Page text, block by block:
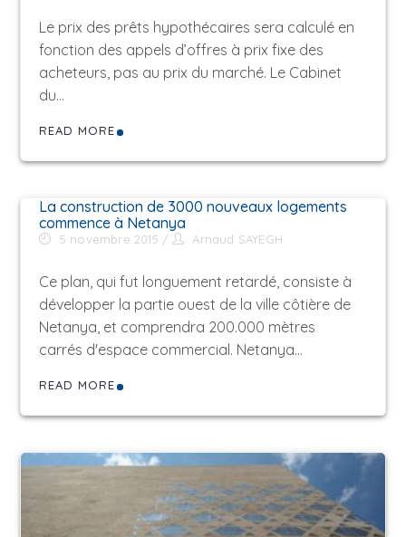
Le prix des prêts hypothécaires sera calculé en
fonction des appels d’offres à prix fixe des
acheteurs, pas au prix du marché. Le Cabinet
du…
READ MORE
La construction de 3000 nouveaux logements
commence à Netanya
5 novembre 2015 Arnaud SAYEGH
Ce plan, qui fut longuement retardé, consiste à
développer la partie ouest de la ville côtière de
Netanya, et comprendra 200.000 mètres
carrés d'espace commercial. Netanya…
READ MORE